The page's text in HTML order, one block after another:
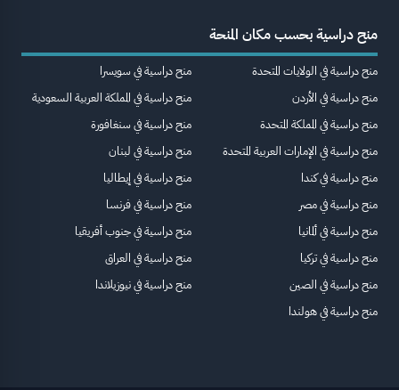
منح دراسية بحسب مكان المنحة
منح دراسية في الولايات المتحدة
منح دراسية في الأردن
منح دراسية في المملكة المتحدة
منح دراسية في الإمارات العربية المتحدة
منح دراسية في كندا
منح دراسية في مصر
منح دراسية في ألمانيا
منح دراسية في تركيا
منح دراسية في الصين
منح دراسية في هولندا
منح دراسية في سويسرا
منح دراسية في المملكة العربية السعودية
منح دراسية في سنغافورة
منح دراسية في لبنان
منح دراسية في إيطاليا
منح دراسية في فرنسا
منح دراسية في جنوب أفريقيا
منح دراسية في العراق
منح دراسية في نيوزيلاندا